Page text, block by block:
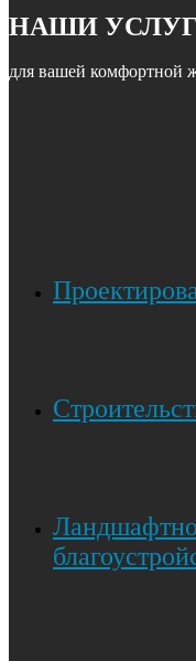
НАШИ
для вашей комфортной